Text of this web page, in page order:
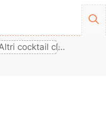
Altri cocktail classici